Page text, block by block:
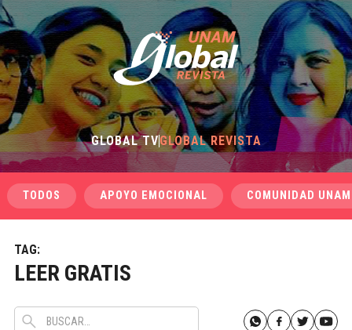
GLOBAL TVGLOBAL REVISTA
TODOS APOYO EMOCIONAL COMUNIDAD UNAM
TAG:
LEER GRATIS